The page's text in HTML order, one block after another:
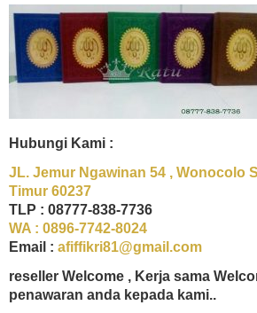
Hubungi Kami :
JL. Jemur Ngawinan 54 , Wonocolo
Timur 60237
TLP : 08777-838-7736
WA : 0896-7742-8024
Email : afiffikri81@gmail.com
reseller Welcome , Kerja sama
penawaran anda kepada kami..